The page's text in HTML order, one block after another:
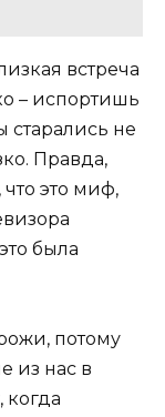
встреча
– испортишь
старались не
Правда,
это миф,
была
потому
из нас в
когда